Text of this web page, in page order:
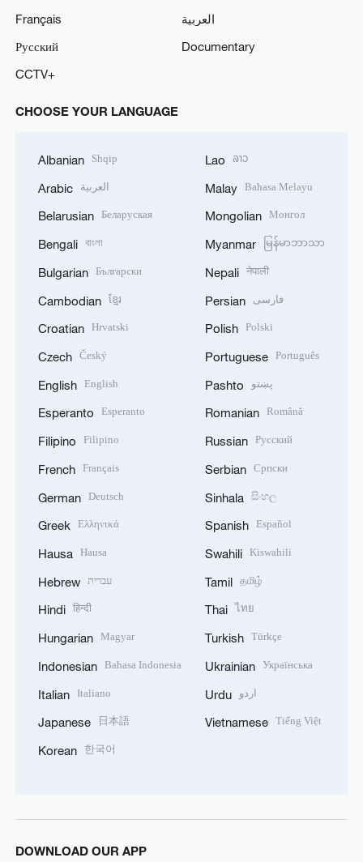
Français
العربية
Русский
Documentary
CCTV+
CHOOSE YOUR LANGUAGE
Albanian Shqip
Arabic العربية
Belarusian Беларуская
Bengali বাংলা
Bulgarian Български
Cambodian ខ្មែរ
Croatian Hrvatski
Czech Český
English English
Esperanto Esperanto
Filipino Filipino
French Français
German Deutsch
Greek Ελληνικά
Hausa Hausa
Hebrew עברית
Hindi हिन्दी
Hungarian Magyar
Indonesian Bahasa Indonesia
Italian Italiano
Japanese 日本語
Korean 한국어
Lao ລາວ
Malay Bahasa Melayu
Mongolian Монгол
Myanmar မြန်မာဘာသာ
Nepali नेपाली
Persian فارسی
Polish Polski
Portuguese Português
Pashto پښتو
Romanian Română
Russian Русский
Serbian Српски
Sinhala සිංහල
Spanish Español
Swahili Kiswahili
Tamil தமிழ்
Thai ไทย
Turkish Türkçe
Ukrainian Українська
Urdu اردو
Vietnamese Tiếng Việt
DOWNLOAD OUR APP